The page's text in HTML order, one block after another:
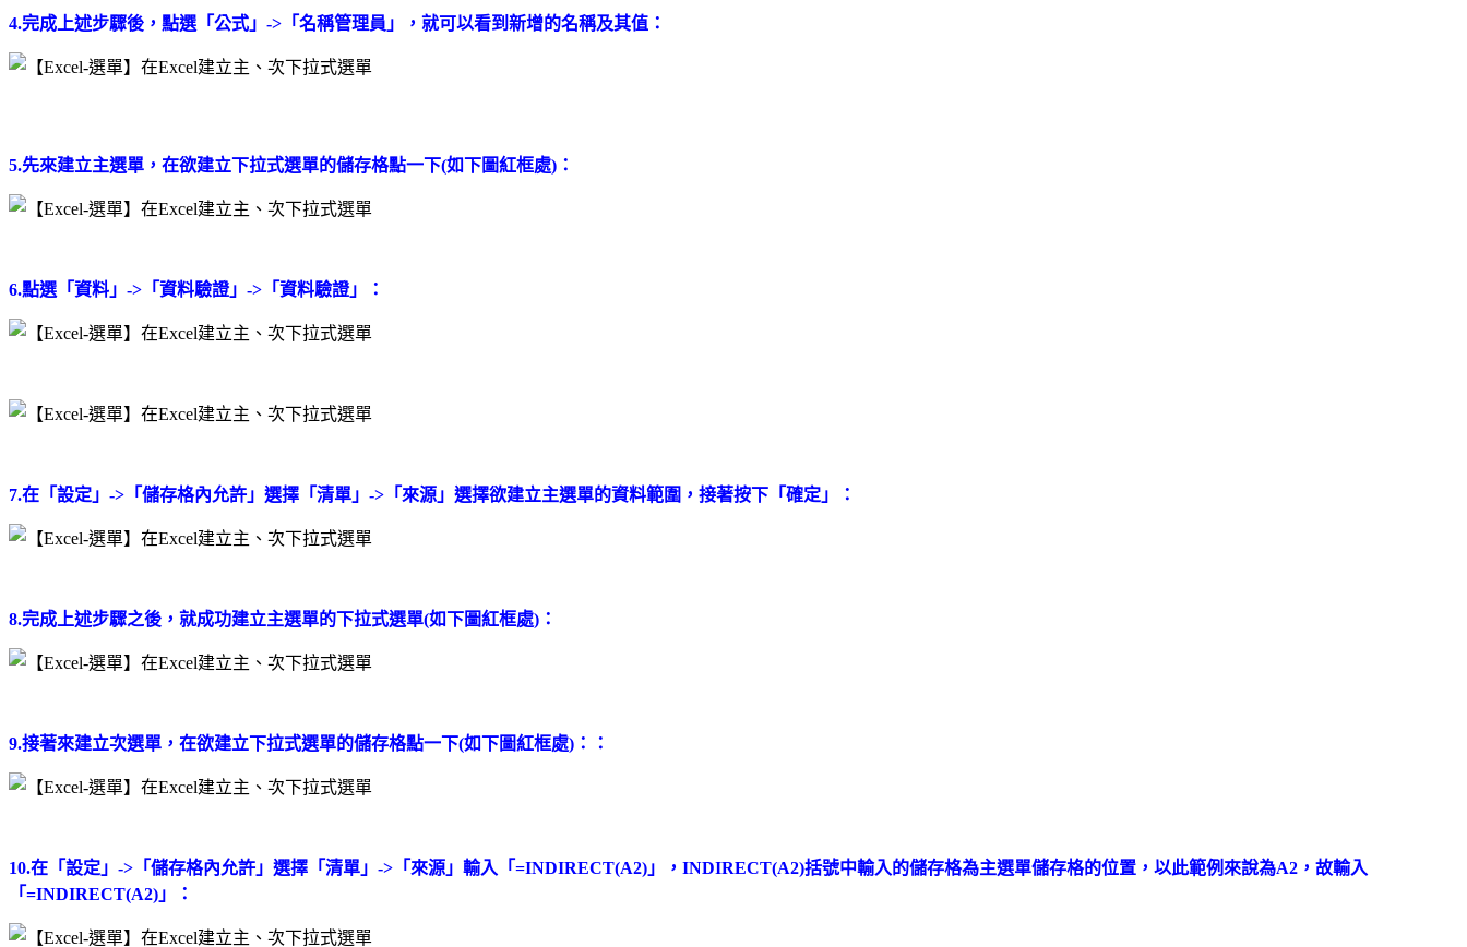
4.完成上述步驟後， 點選「公式」->「名稱管理員」，就可以看到新增的名稱及其值：
5.先來建立主選單，在欲建立下拉式選單的儲存格點一下(如下圖紅框處)：
6.點選「資料」->「資料驗證」->「資料驗證」：
7.在「設定」->「儲存格內允許」選擇「清單」->「來源」選擇欲建立主選單的資料範圍，接著按下「確定」：
8.完成上述步驟之後，就成功建立主選單的下拉式選單(如下圖紅框處)：
9.接著來建立次選單，在欲建立下拉式選單的儲存格點一下(如下圖紅框處)：：
10.在「設定」->「儲存格內允許」選擇「清單」->「來源」輸入「=INDIRECT(A2)」，INDIRECT(A2)括號中輸入的儲存格為主選單儲存格的位置，以此範例來說為A2，故輸入
「=INDIRECT(A2)」：